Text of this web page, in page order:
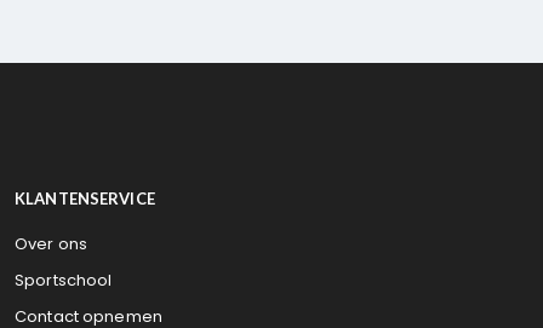
KLANTENSERVICE
Over ons
Sportschool
Contact opnemen